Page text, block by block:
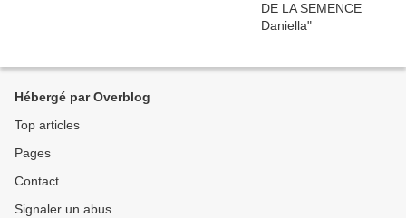
Hébergé par Overblog
Top articles
Pages
Contact
Signaler un abus